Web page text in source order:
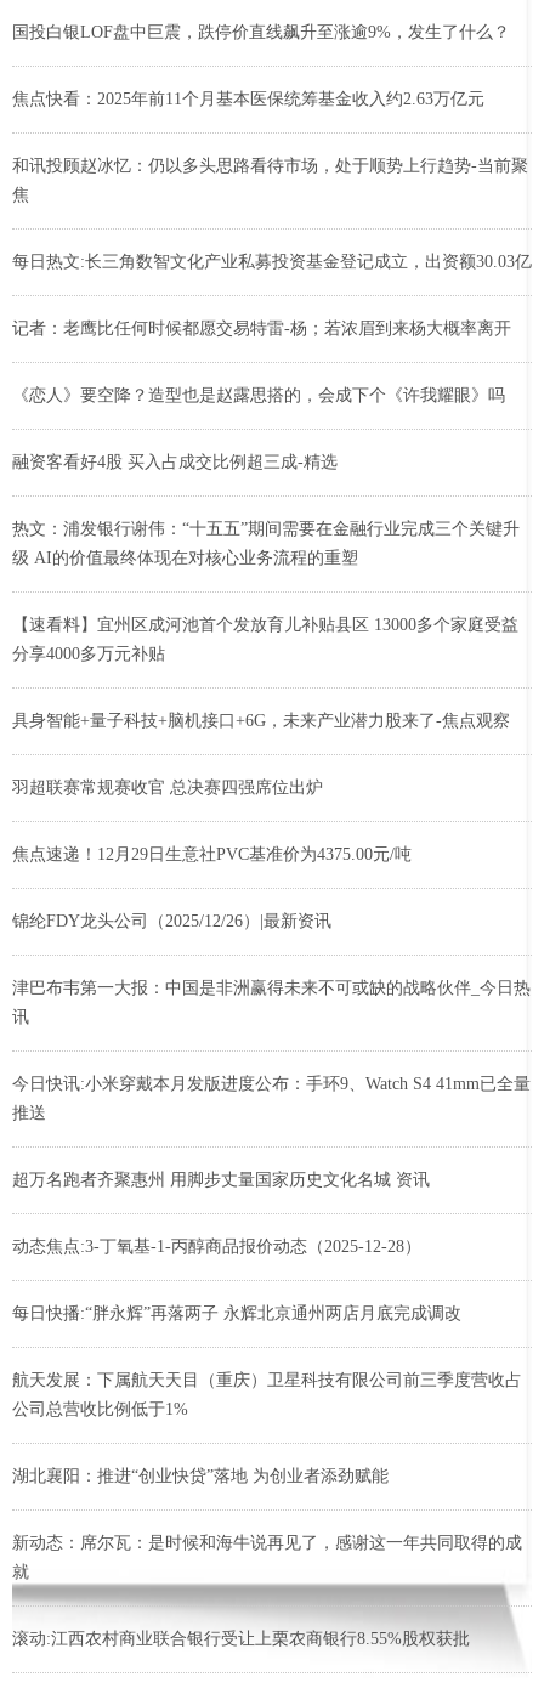
国投白银LOF盘中巨震，跌停价直线飙升至涨逾9%，发生了什么？
焦点快看：2025年前11个月基本医保统筹基金收入约2.63万亿元
和讯投顾赵冰忆：仍以多头思路看待市场，处于顺势上行趋势-当前聚
焦
每日热文:长三角数智文化产业私募投资基金登记成立，出资额30.03亿
记者：老鹰比任何时候都愿交易特雷-杨；若浓眉到来杨大概率离开
《恋人》要空降？造型也是赵露思搭的，会成下个《许我耀眼》吗
融资客看好4股 买入占成交比例超三成-精选
热文：浦发银行谢伟：“十五五”期间需要在金融行业完成三个关键升
级 AI的价值最终体现在对核心业务流程的重塑
【速看料】宜州区成河池首个发放育儿补贴县区 13000多个家庭受益
分享4000多万元补贴
具身智能+量子科技+脑机接口+6G，未来产业潜力股来了-焦点观察
羽超联赛常规赛收官 总决赛四强席位出炉
焦点速递！12月29日生意社PVC基准价为4375.00元/吨
锦纶FDY龙头公司（2025/12/26）|最新资讯
津巴布韦第一大报：中国是非洲赢得未来不可或缺的战略伙伴_今日热
讯
今日快讯:小米穿戴本月发版进度公布：手环9、Watch S4 41mm已全量
推送
超万名跑者齐聚惠州 用脚步丈量国家历史文化名城 资讯
动态焦点:3-丁氧基-1-丙醇商品报价动态（2025-12-28）
每日快播:“胖永辉”再落两子 永辉北京通州两店月底完成调改
航天发展：下属航天天目（重庆）卫星科技有限公司前三季度营收占
公司总营收比例低于1%
湖北襄阳：推进“创业快贷”落地 为创业者添劲赋能
新动态：席尔瓦：是时候和海牛说再见了，感谢这一年共同取得的成
就
滚动:江西农村商业联合银行受让上栗农商银行8.55%股权获批